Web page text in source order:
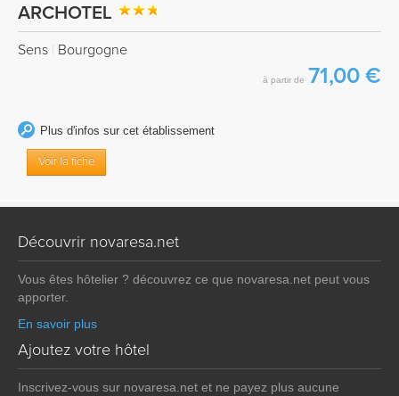
ARCHOTEL
Sens Bourgogne
à partir de 71,00 €
Plus d'infos sur cet établissement
Voir la fiche
Découvrir novaresa.net
Vous êtes hôtelier ? découvrez ce que novaresa.net peut vous
apporter.
En savoir plus
Ajoutez votre hôtel
Inscrivez-vous sur novaresa.net et ne payez plus aucune